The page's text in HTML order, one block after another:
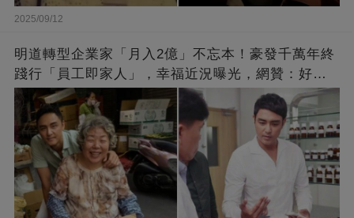
2025/09/12
明道轉型企業家「月入2億」不忘本！豪發千萬年終
踐行「員工即家人」，幸福近況曝光，網贊：好老
闆的福報